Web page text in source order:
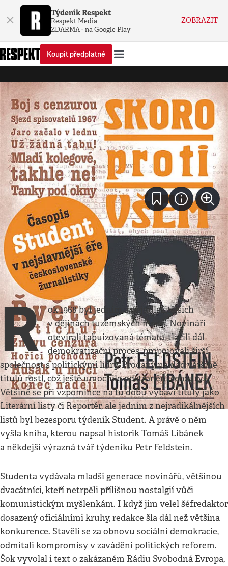
× Týdeník Respekt
Respekt Media
ZDARMA - na Google Play
ZOBRAZIT
Koupit předplatné
Kultura•28. 4. 2019•2minuty
1968 a radikální Student
Erik Tabery
R
ok 1968 byl jedním z nejdůležitějších
v dějinách tuzemských médií. Novináři
otevírali tabuizovaná témata, tlačili dál
demokratizační proces, propojovali širší
společnost s politickými lídry. Prodaný náklad většině
titulů rostl, což ještě umocnilo odstranění cenzury.
Většině se při vzpomínce na tu dobu vybaví tituly jako
Literární listy či Reportér, ale jedním z nejradikálnějších
listů byl bezesporu týdeník Student. A právě o něm
vyšla kniha, kterou napsal historik Tomáš Libánek
a někdejší výrazná tvář týdeníku Petr Feldstein.
Studenta vydávala mladší generace novinářů, většinou
dvacátníci, kteří netrpěli přílišnou nostalgií vůči
komunistickým myšlenkám. I když jim velel šéfredaktor
dosazený oficiálními kruhy, redakce šla dál než většina
konkurence. Stavěli se za obnovu sociální demokracie,
odmítali kompromisy v zavádění politických reforem.
Šok vyvolal i text o zakázaném Rádiu Svobodná Evropa,